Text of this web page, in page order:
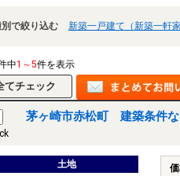
で絞り込む 新築一戸建て（新築一軒家
中1～5件を表示
茅ヶ崎市赤松町 建築条件
土地